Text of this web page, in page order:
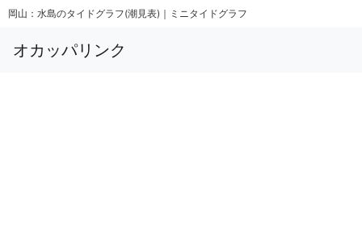
岡山：水島のタイドグラフ(潮見表)｜ミニタイドグラフ
オカッパリンク